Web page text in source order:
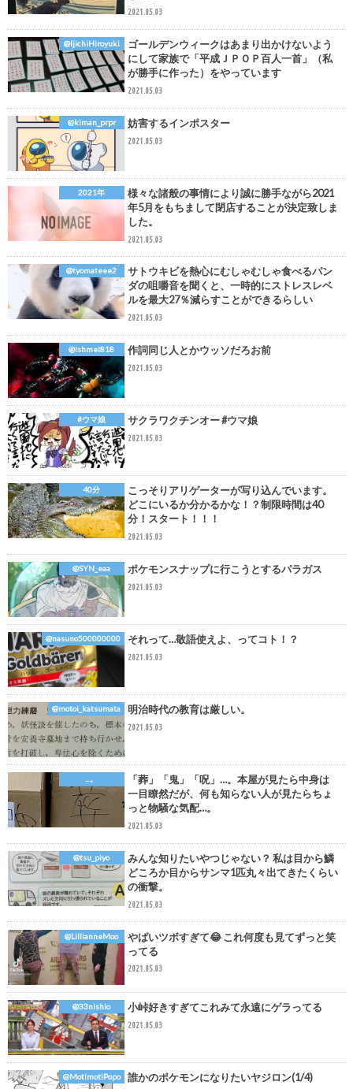
2021.05.03
@IjichiHiroyuki
ゴールデンウィークはあまり出かけないよう
にして家族で「平成ＪＰＯＰ百人一首」（私
が勝手に作った）をやっています
2021.05.03
@kiman_prpr 妨害するインポスター
2021.05.03
2021年
様々な諸般の事情により誠に勝手ながら2021
年5月をもちまして閉店することが決定致しま
した。
2021.05.03
@tyomateee2
サトウキビを熱心にむしゃむしゃ食べるパン
ダの咀嚼音を聞くと、一時的にストレスレベ
ルを最大27％減らすことができるらしい
2021.05.03
@Ishmel818 作詞同じ人とかウッソだろお前
2021.05.03
#ウマ娘 サクラワクチンオー #ウマ娘
2021.05.03
40分
こっそりアリゲーターが写り込んでいます。
どこにいるか分かるかな！？制限時間は40
分！スタート！！！
2021.05.03
@SYN_eaa ポケモンスナップに行こうとするパラガス
2021.05.03
@nasuno500000000 それって…敬語使えよ、ってコト！？
2021.05.03
@motoi_katsumata 明治時代の教育は厳しい。
2021.05.03
...。
「葬」「鬼」「呪」…。本屋が見たら中身は
一目瞭然だが、何も知らない人が見たらちょ
っと物騒な気配…。
2021.05.03
@tsu_piyo
みんな知りたいやつじゃない？ 私は目から鱗
どころか目からサンマ1匹丸々出てきたくらい
の衝撃。
2021.05.03
@LillianneMoo
やばいツボすぎて😂 これ何度も見てずっと笑
ってる
2021.05.03
@33nishio 小峠好きすぎてこれみて永遠にゲラってる
2021.05.03
@MotimotiPopo 誰かのポケモンになりたいヤジロン(1/4)